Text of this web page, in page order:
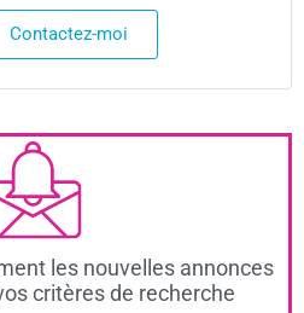
Contactez-moi
les nouvelles annonces
critères de recherche